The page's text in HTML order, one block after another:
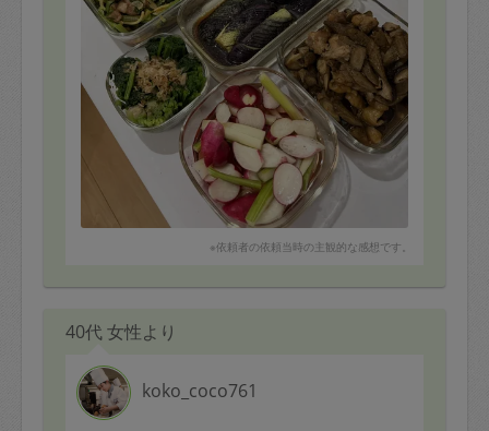
※依頼者の依頼当時の主観的な感想です。
40代 女性より
koko_coco761